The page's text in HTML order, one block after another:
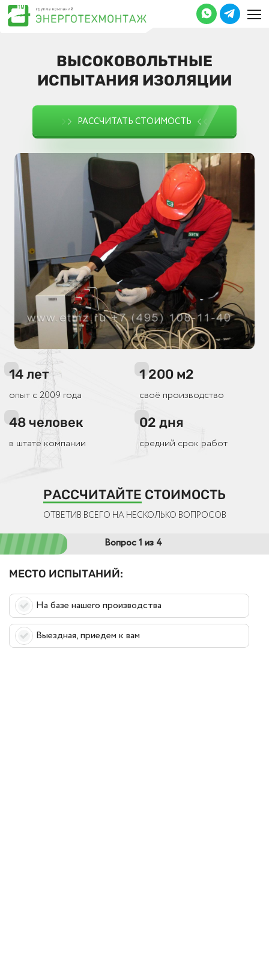
ВЫСОКОВОЛЬТНЫЕ
ИСПЫТАНИЯ ИЗОЛЯЦИИ
РАССЧИТАТЬ СТОИМОСТЬ
14лет
опыт с 2009 года
1 200м2
своё производство
48человек
в штате компании
02 дня
средний срок работ
РАССЧИТАЙТЕ СТОИМОСТЬ
ОТВЕТИВ ВСЕГО НА НЕСКОЛЬКО ВОПРОСОВ
Вопрос 1 из 4
МЕСТО ИСПЫТАНИЙ:
На базе нашего производства
Выездная, приедем к вам